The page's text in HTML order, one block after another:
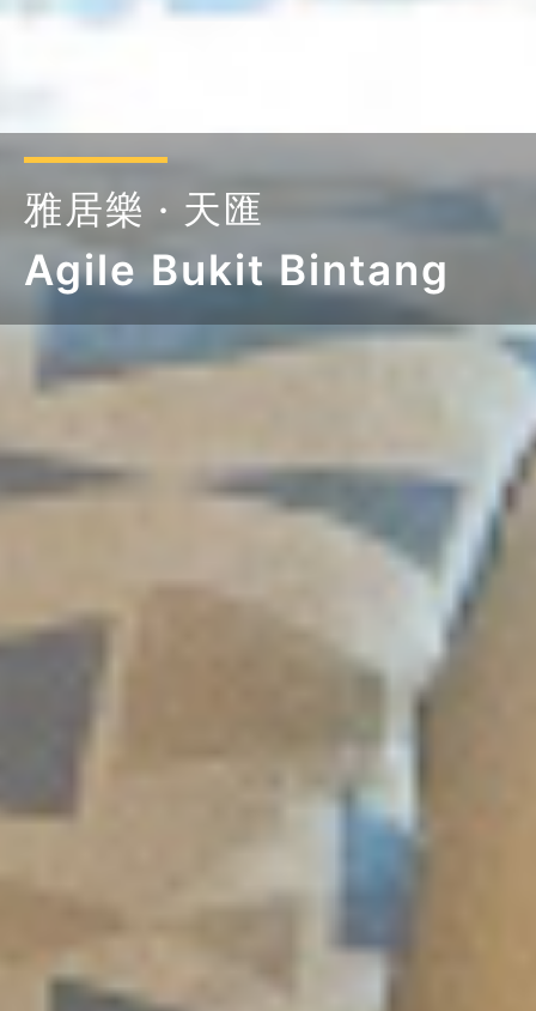
雅居樂 · 天匯
Agile Bukit Bintang